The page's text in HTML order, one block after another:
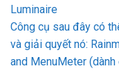
Công cụ sau đây có
và giải quyết nó:
and MenuMeter (dành